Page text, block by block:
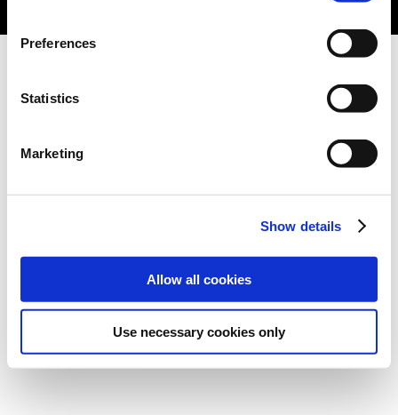
Preferences
Statistics
Marketing
Show details
Allow all cookies
Use necessary cookies only